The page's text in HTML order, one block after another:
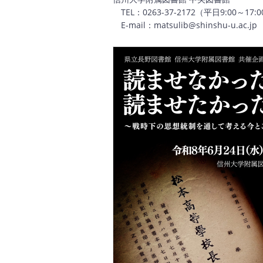
TEL：0263-37-2172（平日9:00～
E-mail：matsulib@shinshu-u.ac.jp